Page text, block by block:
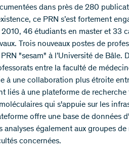
dans près de 280
ce PRN s’est fortement
46 étudiants en master et 33
Trois nouveaux postes de
"sesam" à l’Université de Bâle.
entre la faculté de
à une collaboration plus étroite
liés à une plateforme de
qui s'appuie sur les
offre une base de données
analyses également aux groupes
concernées.